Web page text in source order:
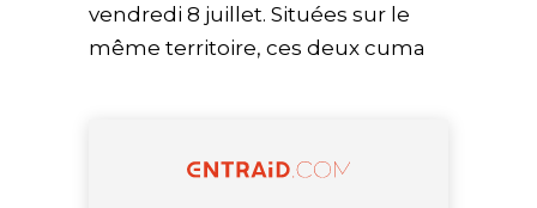
vendredi 8 juillet. Situées sur le
même territoire, ces deux cuma